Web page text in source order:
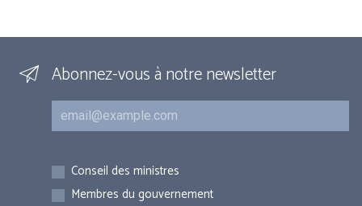
Abonnez-vous à notre newsletter
Courriel
Inscriptions
Conseil des ministres
Membres du gouvernement